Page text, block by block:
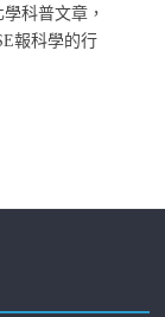
學科普文章，
報科學的行